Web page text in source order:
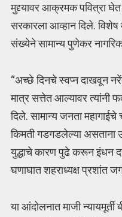
मुद्द्यावर आक्रमक पवित्रा
सरकारला आव्हान दिले. विशेष
संख्येने सामान्य पुणेकर
“अच्छे दिनचे स्वप्न दाखवून
मात्र सत्तेत आल्यावर त्यांनी
दिले. सामान्य जनता
किमती गडगडलेल्या असताना
युद्धाचे कारण पुढे करून इंधन
घणाघात शहराध्यक्ष प्रशांत
या आंदोलनात माजी